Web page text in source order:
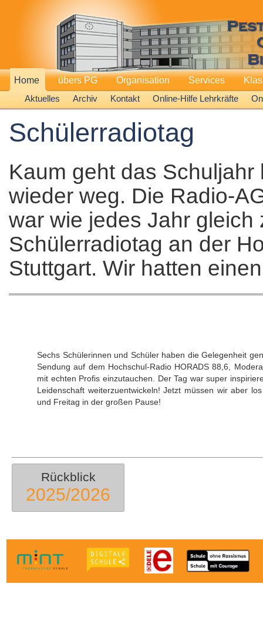
Home
Aktuelles
Archiv Kontakt Online-Hilfe Lehrkräfte
übers PG Organisation Services
Schülerradiotag
Kaum geht das
wieder weg. Die Radio-
war wie jedes Jahr
Schülerradiotag an der
Stuttgart. Wir hatten
Sechs Schülerinnen und Schüler haben die Gelegenheit
Sendung auf dem Hochschul-Radio HORADS 88,6,
mit echten Profis einzutauchen. Der Tag war super
Leidenschaft weiterzuentwickeln! Jetzt müssen wir aber
und Freitag in der großen Pause!
Rückblick
2025/2026